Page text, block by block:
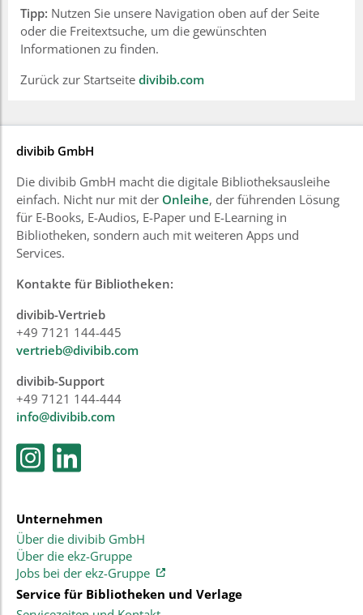
Tipp: Nutzen Sie unsere Navigation oben auf der Seite
oder die Freitextsuche, um die gewünschten
Informationen zu finden.
Zurück zur Startseite divibib.com
divibib GmbH
Die divibib GmbH macht die digitale Bibliotheksausleihe
einfach. Nicht nur mit der Onleihe, der führenden Lösung
für E-Books, E-Audios, E-Paper und E-Learning in
Bibliotheken, sondern auch mit weiteren Apps und
Services.
Kontakte für Bibliotheken:
divibib-Vertrieb
+49 7121 144-445
vertrieb@divibib.com
divibib-Support
+49 7121 144-444
info@divibib.com
Unternehmen
Über die divibib GmbH
Über die ekz-Gruppe
Jobs bei der ekz-Gruppe
Service für Bibliotheken und Verlage